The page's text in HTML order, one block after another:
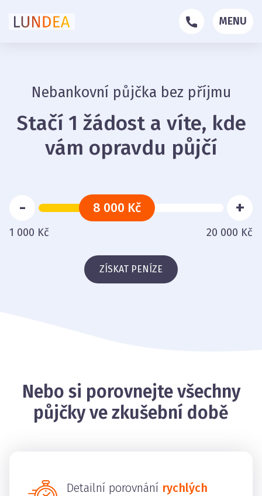
MENU
Nebankovní půjčka bez příjmu
Stačí 1 žádost a víte, kde
vám opravdu půjčí
8 000 Kč
- +
1 000 Kč 20 000 Kč
ZÍSKAT PENÍZE
Nebo si porovnejte všechny
půjčky ve zkušební době
Detailní porovnání rychlých